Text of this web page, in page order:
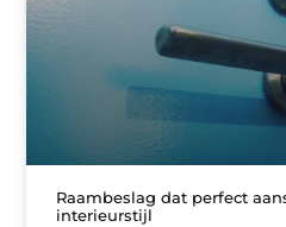
Raambeslag dat perfect
interieurstijl